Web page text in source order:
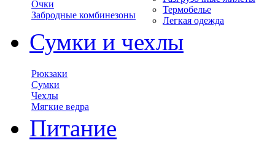
Очки
Забродные комбинезоны
Термобелье
Легкая одежда
Сумки и чехлы
Рюкзаки
Сумки
Чехлы
Мягкие ведра
Питание